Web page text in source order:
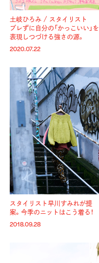
土岐ひろみ / スタイリスト
ブレずに自分の「かっこいい」を
表現しつづける強さの源。
2020.07.22
スタイリスト早川すみれが提
案。今季のニットはこう着る！
2018.09.28